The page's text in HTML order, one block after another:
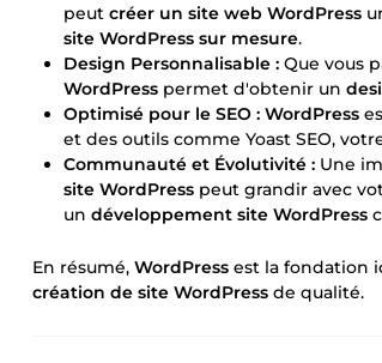
peut créer un site web WordPress
site WordPress sur mesure.
Design Personnalisable : Que vous
WordPress permet d'obtenir un
Optimisé pour le SEO : WordPress
et des outils comme Yoast SEO,
Communauté et Évolutivité : Une
site WordPress peut grandir avec
un développement site WordPress
En résumé, WordPress est la fondation
création de site WordPress de qualité.